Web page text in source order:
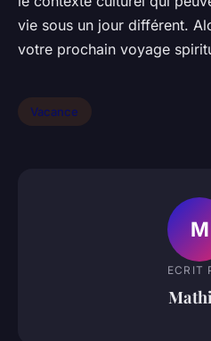
vie sous un jour différent.
votre prochain voyage
Vacance
M
ECRIT